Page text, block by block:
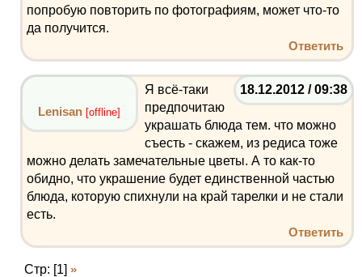
попробую повторить по фотографиям, может что-то
да получится.
Ответить
18.12.2012 / 09:38
Lenisan [offline]
Я всё-таки
предпочитаю
украшать блюда тем. что можно
съесть - скажем, из редиса тоже
можно делать замечательные цветы. А то как-то
обидно, что украшение будет единственной частью
блюда, которую спихнули на край тарелки и не стали
есть.
Ответить
Стр: [1] »